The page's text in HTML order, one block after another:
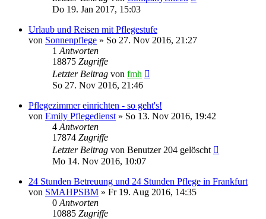
Do 19. Jan 2017, 15:03
Urlaub und Reisen mit Pflegestufe
von Sonnenpflege » So 27. Nov 2016, 21:27
1 Antworten
18875 Zugriffe
Letzter Beitrag von fmh
So 27. Nov 2016, 21:46
Pflegezimmer einrichten - so geht's!
von Emily Pflegedienst » So 13. Nov 2016, 19:42
4 Antworten
17874 Zugriffe
Letzter Beitrag von Benutzer 204 gelöscht
Mo 14. Nov 2016, 10:07
24 Stunden Betreuung und 24 Stunden Pflege in Frankfurt
von SMAHPSBM » Fr 19. Aug 2016, 14:35
0 Antworten
10885 Zugriffe